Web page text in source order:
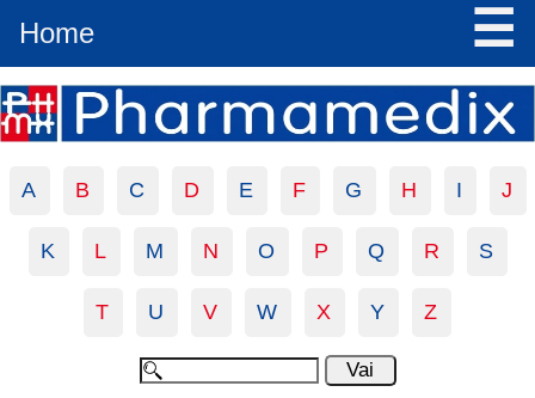
Home ☰
A B C D E F G H I J
K L M N O P Q R S
T U V W X Y Z